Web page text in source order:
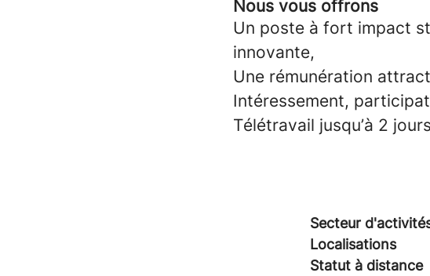
Nous vous offrons
Un poste à fort impact
innovante,
Une rémunération
Intéressement,
Télétravail jusqu’à 2
Secteur
Localisations
Statut à distance